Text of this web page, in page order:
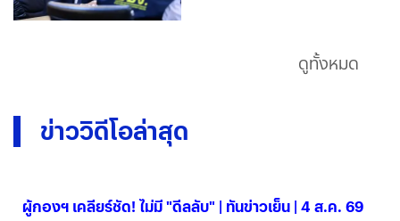
ดูทั้งหมด
ข่าววิดีโอล่าสุด
ผู้กองฯ เคลียร์ชัด! ไม่มี "ดีลลับ" | ทันข่าวเย็น | 4 ส.ค. 69